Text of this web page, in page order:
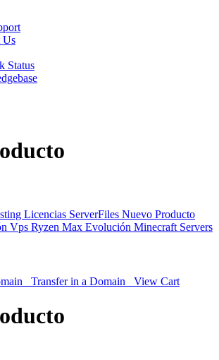
Us
Status
Licencias ServerFiles Nuevo Producto
Vps Ryzen Max Evolución Minecraft Servers
Transfer in a Domain View Cart